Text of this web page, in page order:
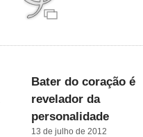
Bater do coração é
revelador da
personalidade
13 de julho de 2012